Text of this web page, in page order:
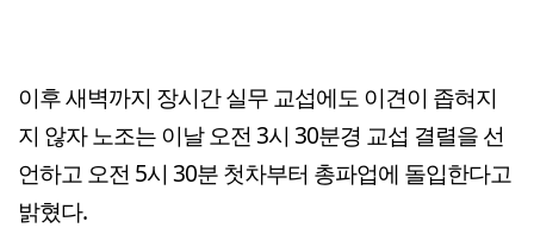
이후 새벽까지 장시간 실무 교섭에도 이견이 좁혀지
지 않자 노조는 이날 오전 3시 30분경 교섭 결렬을 선
언하고 오전 5시 30분 첫차부터 총파업에 돌입한다고
밝혔다.